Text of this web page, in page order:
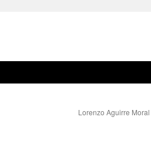
Lorenzo Aguirre Moral